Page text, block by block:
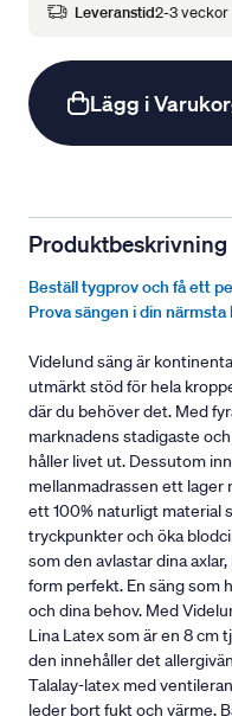
Leveranstid2-3 veckor
Lägg i
Produktbeskrivning
Beställ tygprov och få ett
Prova sängen i din
Videlund säng är
utmärkt stöd för hela
där du behöver det. Med
marknadens stadigaste
håller livet ut. Dessutom
mellanmadrassen ett lager
ett 100% naturligt material
tryckpunkter och öka
som den avlastar dina
form perfekt. En säng som
och dina behov. Med
Lina Latex som är en 8 cm
den innehåller det
Talalay-latex med
leder bort fukt och värme.